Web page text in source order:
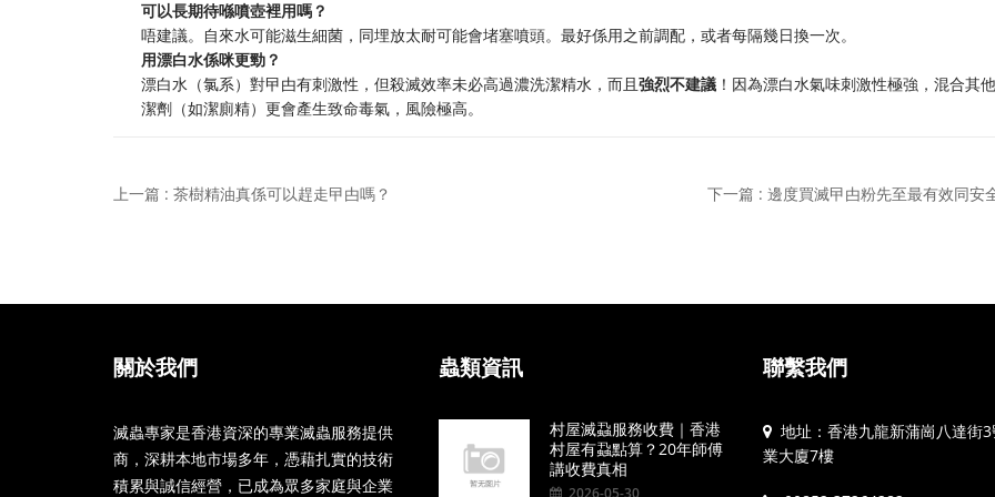
可以長期待喺噴壺裡用嗎？
唔建議。自來水可能滋生細菌，同埋放太耐可能會堵塞噴頭。最好係用之前調配，或者每隔幾日換一次。
用漂白水係咪更勁？
漂白水（氯系）對曱甴有刺激性，但殺滅效率未必高過濃洗潔精水，而且強烈不建議 ！因為漂白水氣味刺激性極強，混合其
潔劑（如潔廁精）更會產生致命毒氣，風險極高。
上一篇 : 茶樹精油真係可以趕走曱甴嗎？ 下一篇 : 邊度買滅曱甴粉先至最有效同安
關於我們
滅蟲專家是香港資深的專業滅蟲服務提供
商，深耕本地市場多年，憑藉扎實的技術
積累與誠信經營，已成為眾多家庭與企業
蟲類資訊
村屋滅蝨服務收費｜香港
村屋有蝨點算？20年師傅
講收費真相
2026-05-30
聯繫我們
地址：香港九龍新蒲崗八達街
業大廈7樓